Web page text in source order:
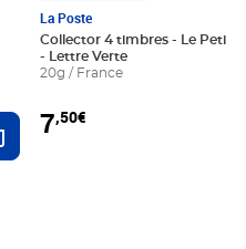
Ajouter au panier
La Poste
Collector 4 timbres - Le Petit
- Lettre Verte
20g / France
7,50€